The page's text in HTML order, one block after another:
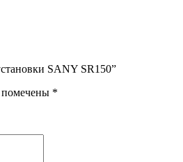
SANY SR150”
помечены *